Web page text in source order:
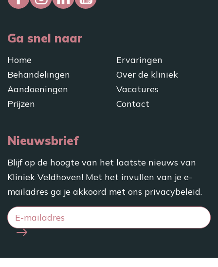
Ga snel naar
Home
Behandelingen
Aandoeningen
Prijzen
Ervaringen
Over de kliniek
Vacatures
Contact
Nieuwsbrief
Blijf op de hoogte van het laatste nieuws van
Kliniek Veldhoven! Met het invullen van je e-
mailadres ga je akkoord met ons privacybeleid.